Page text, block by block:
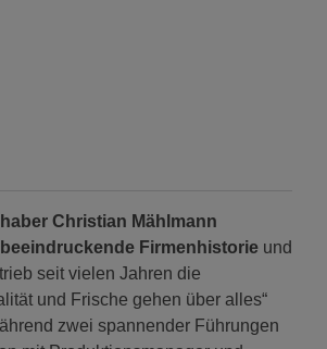
Christian Mählmann
beeindruckende Firmenhistorie und
seit vielen Jahren die
und Frische gehen über alles“
zwei spannender Führungen